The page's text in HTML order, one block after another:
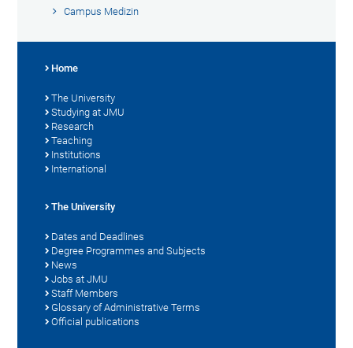
Campus Medizin
Home
The University
Studying at JMU
Research
Teaching
Institutions
International
The University
Dates and Deadlines
Degree Programmes and Subjects
News
Jobs at JMU
Staff Members
Glossary of Administrative Terms
Official publications